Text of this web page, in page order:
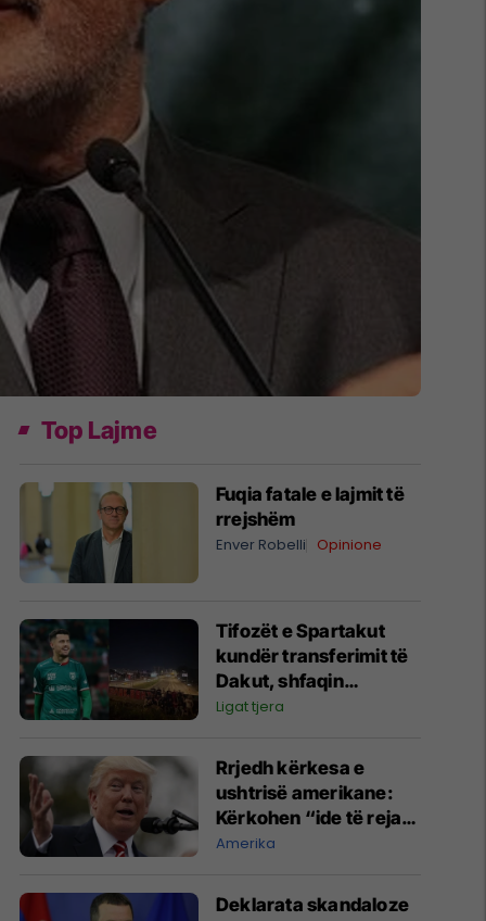
Top Lajme
Fuqia fatale e lajmit të
rrejshëm
Enver Robelli Opinione
Tifozët e Spartakut
kundër transferimit të
Dakut, shfaqin
pankartë fyese:
jashtë!
Ligat tjera
Rrjedh kërkesa e
ushtrisë amerikane:
Kërkohen “ide të reja
dhe jokonvencionale”
Amerika
​Deklarata skandaloze